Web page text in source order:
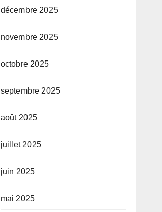
décembre 2025
novembre 2025
octobre 2025
septembre 2025
août 2025
juillet 2025
juin 2025
mai 2025